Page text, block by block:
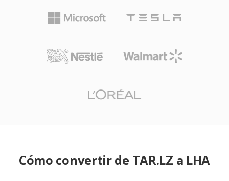
Cómo convertir de TAR.LZ a LHA